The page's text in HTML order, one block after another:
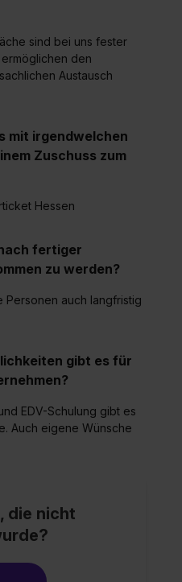
Einwilligung jederzeit mit
Punkt „Datenschutz-
Informationen zu den
Klick auf „Details
sind bei uns fester
den
Austausch
mit irgendwelchen
Zuschuss zum
Hessen
fertiger
zu werden?
Personen auch langfristig
gibt es für
EDV-Schulung gibt es
Auch eigene Wünsche
die nicht